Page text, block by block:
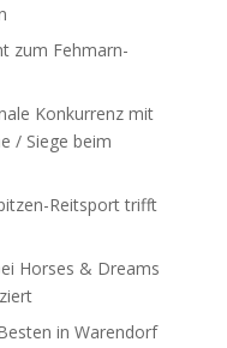
zum Fehmarn-
Konkurrenz mit
/ Siege beim
Reitsport trifft
Horses & Dreams
in Warendorf